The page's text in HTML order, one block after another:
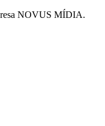
NOVUS MÍDIA.